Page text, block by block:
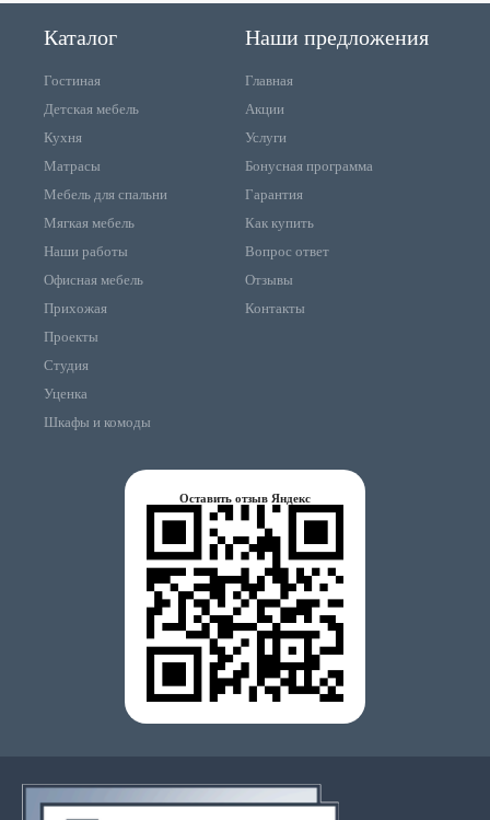
Каталог
Гостиная
Детская мебель
Кухня
Матрасы
Мебель для спальни
Мягкая мебель
Наши работы
Офисная мебель
Прихожая
Проекты
Студия
Уценка
Шкафы и комоды
Наши предложения
Главная
Акции
Услуги
Бонусная программа
Гарантия
Как купить
Вопрос ответ
Отзывы
Контакты
Оставить отзыв Яндекс